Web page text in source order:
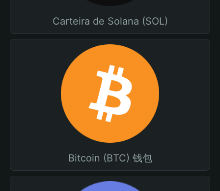
Carteira de Solana (SOL)
Bitcoin (BTC) 钱包